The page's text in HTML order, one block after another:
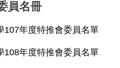
員名冊
107年度特推會委員名單
108年度特推會委員名單